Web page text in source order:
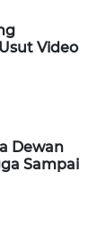
Video
Dewan
Sampai